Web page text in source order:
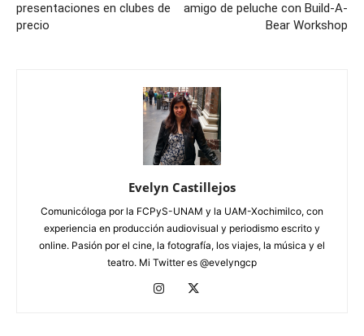
presentaciones en clubes de
precio
amigo de peluche con Build-A-
Bear Workshop
Evelyn Castillejos
Comunicóloga por la FCPyS-UNAM y la UAM-Xochimilco, con
experiencia en producción audiovisual y periodismo escrito y
online. Pasión por el cine, la fotografía, los viajes, la música y el
teatro. Mi Twitter es @evelyngcp